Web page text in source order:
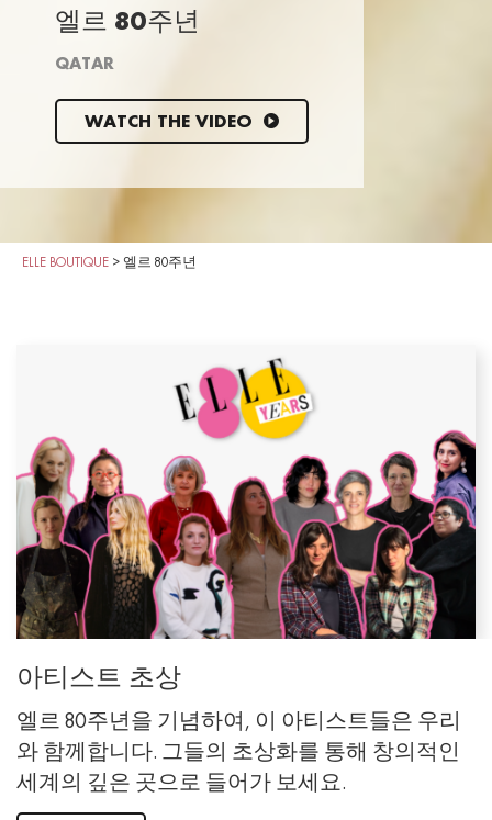
엘르 80주년
QATAR
WATCH THE VIDEO
ELLE BOUTIQUE > 엘르 80주년
아티스트 초상
엘르 80주년을 기념하여, 이 아티스트들은 우리
와 함께합니다. 그들의 초상화를 통해 창의적인
세계의 깊은 곳으로 들어가 보세요.